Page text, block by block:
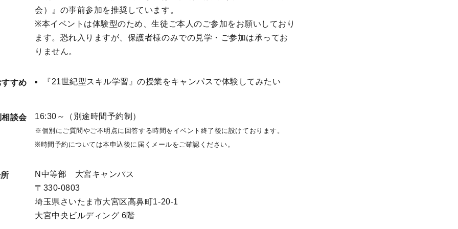
会）』の事前参加を推奨しています。
※本イベントは体験型のため、生徒ご本人のご参加をお願いしており
ます。恐れ入りますが、保護者様のみでの見学・ご参加は承ってお
りません。
すめ 『21世紀型スキル学習』の授業をキャンパスで体験してみたい
相談会 16:30～（別途時間予約制）
※個別にご質問やご不明点に回答する時間をイベント終了後に設けております。
※時間予約については本申込後に届くメールをご確認ください。
N中等部 大宮キャンパス
〒330-0803
埼玉県さいたま市大宮区高鼻町1-20-1
大宮中央ビルディング 6階